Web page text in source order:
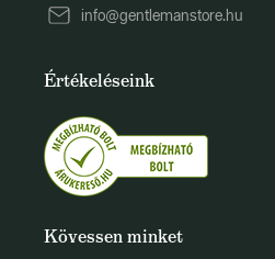
info@gentlemanstore.hu
Értékeléseink
Kövessen minket